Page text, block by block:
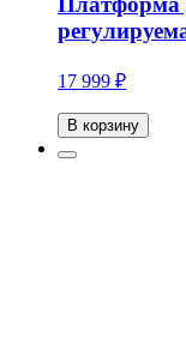
17 999 ₽
В корзину